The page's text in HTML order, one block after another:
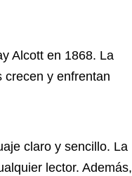
Alcott en 1868. La
crecen y enfrentan
claro y sencillo. La
lector. Además,